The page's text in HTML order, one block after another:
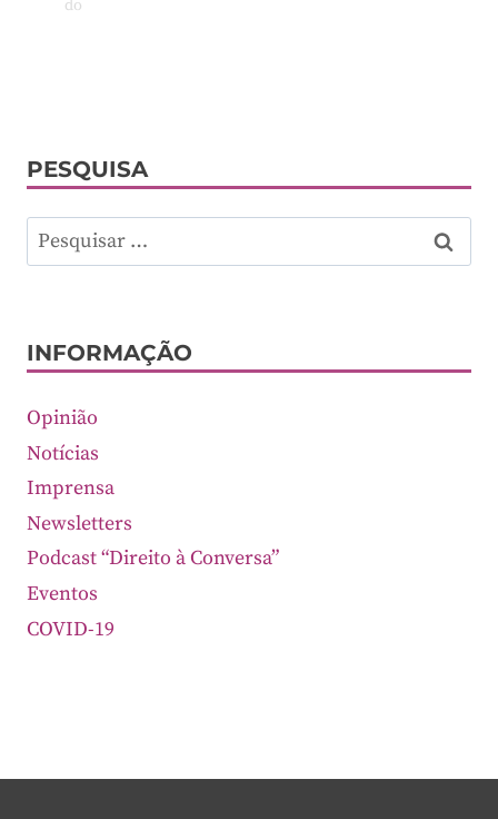
PESQUISA
Pesquisar
por:
INFORMAÇÃO
Opinião
Notícias
Imprensa
Newsletters
Podcast “Direito à Conversa”
Eventos
COVID-19